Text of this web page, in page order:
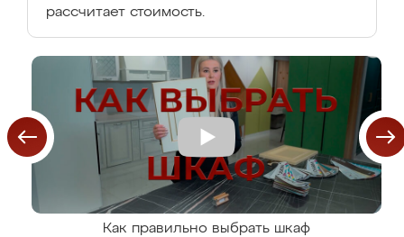
рассчитает стоимость.
Как правильно выбрать шкаф